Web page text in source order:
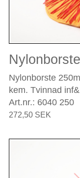
Nylonborste
kem. Tvinnad
Art.nr.: 6040 250
272,50 SEK